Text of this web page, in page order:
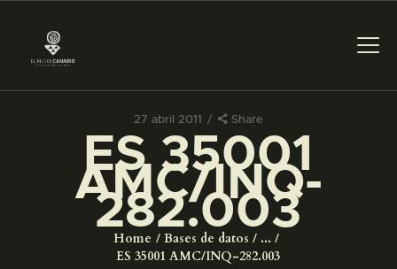
27 abril 2011 Share
ES 35001
AMC/INQ-
282.003
Home Bases de datos
...
ES 35001 AMC/INQ-282.003
PREPARAR LA VISITA
ACTIVIDADES